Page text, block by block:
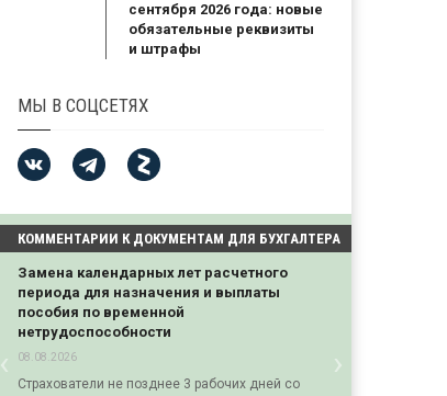
сентября 2026 года: новые
обязательные реквизиты
и штрафы
МЫ В СОЦСЕТЯХ
КОММЕНТАРИИ К ДОКУМЕНТАМ ДЛЯ БУХГАЛТЕРА
Замена календарных лет расчетного
периода для назначения и выплаты
пособия по временной
нетрудоспособности
08.08.2026
Страхователи не позднее 3 рабочих дней со
‹Previous ›Next